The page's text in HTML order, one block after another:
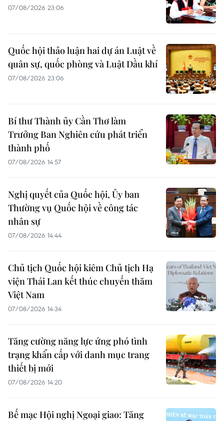
07/08/2026 23:06
Quốc hội thảo luận hai dự án Luật về
quân sự, quốc phòng và Luật Dầu khí
07/08/2026 23:06
Bí thư Thành ủy Cần Thơ làm
Trưởng Ban Nghiên cứu phát triển
thành phố
07/08/2026 14:57
Nghị quyết của Quốc hội, Ủy ban
Thường vụ Quốc hội về công tác
nhân sự
07/08/2026 14:44
Chủ tịch Quốc hội kiêm Chủ tịch Hạ
viện Thái Lan kết thúc chuyến thăm
Việt Nam
07/08/2026 14:34
Tăng cường năng lực ứng phó tình
trạng khẩn cấp với danh mục trang
thiết bị mới
07/08/2026 14:20
Bế mạc Hội nghị Ngoại giao: Tăng